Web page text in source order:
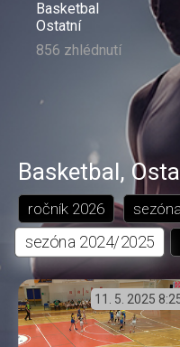
Basketbal
Ostatní
856 zhlédnutí
Basketbal,
ročník 2026 sezóna
sezóna 2024/2025
11. 5. 2025